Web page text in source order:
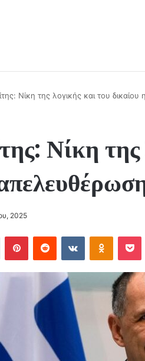
Νίκη της λογικής και του
Νίκη
2025
Tumblr PinterestReddit VKontakte